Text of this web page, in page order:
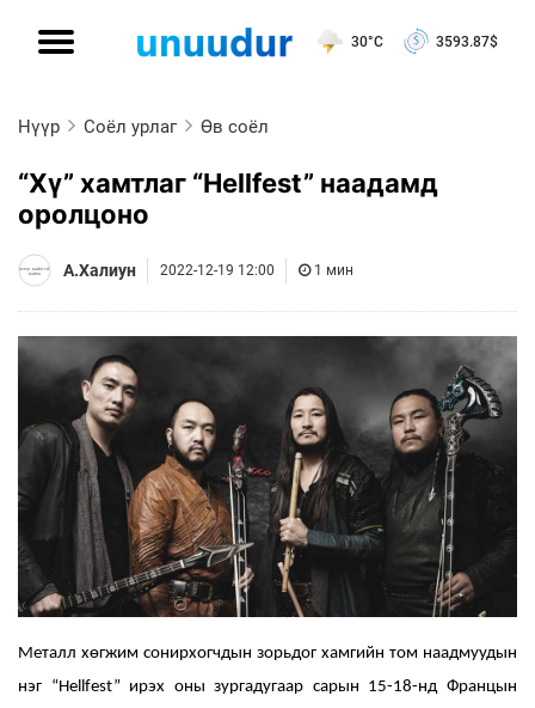
30°C 3593.87$
Нүүр Соёл урлаг Өв соёл
“Хү” хамтлаг “Hellfest” наадамд
оролцоно
А.Халиун 2022-12-19 12:00 1 мин
Металл хөгжим сонирхогчдын зорьдог хамгийн том наадмуудын
нэг “Hellfest” ирэх оны зургадугаар сарын 15-18-нд Францын